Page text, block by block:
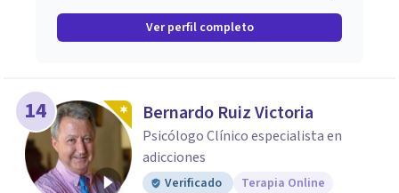
Ver perfil completo
14 Bernardo Ruiz Victoria
Psicólogo Clínico especialista en
adicciones
Verificado Terapia Online